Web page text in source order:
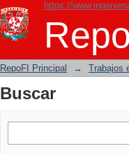
https://
Buscar
RepoFI Principal → Trabajos
Buscar